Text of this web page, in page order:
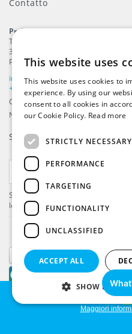
Contatto
ProFlags B.V.
Tilbury 8
3897 AC
Paesi Bassi
info@beachflags.com
+31 (0) 85 401 4648
Camera di Commercio: 92559840
Numero IVA: NL866099657B01
Si iscrivi alla nostra
Si registri per ricevere gli ultimi
le ultime offerte!
© Copyright 2026 Beachflags.com - Parte di
Utilizzando il nostro sito, l'utente
migliorare questo sito.
Maggiori
This website uses
This website uses cookies to
experience. By using our
consent to all cookies in
our Cookie Policy. Read more
STRICTLY NECESSARY
PERFORMANCE
TARGETING
FUNCTIONALITY
UNCLASSIFIED
ACCEPT ALL
SHOW DETAILS